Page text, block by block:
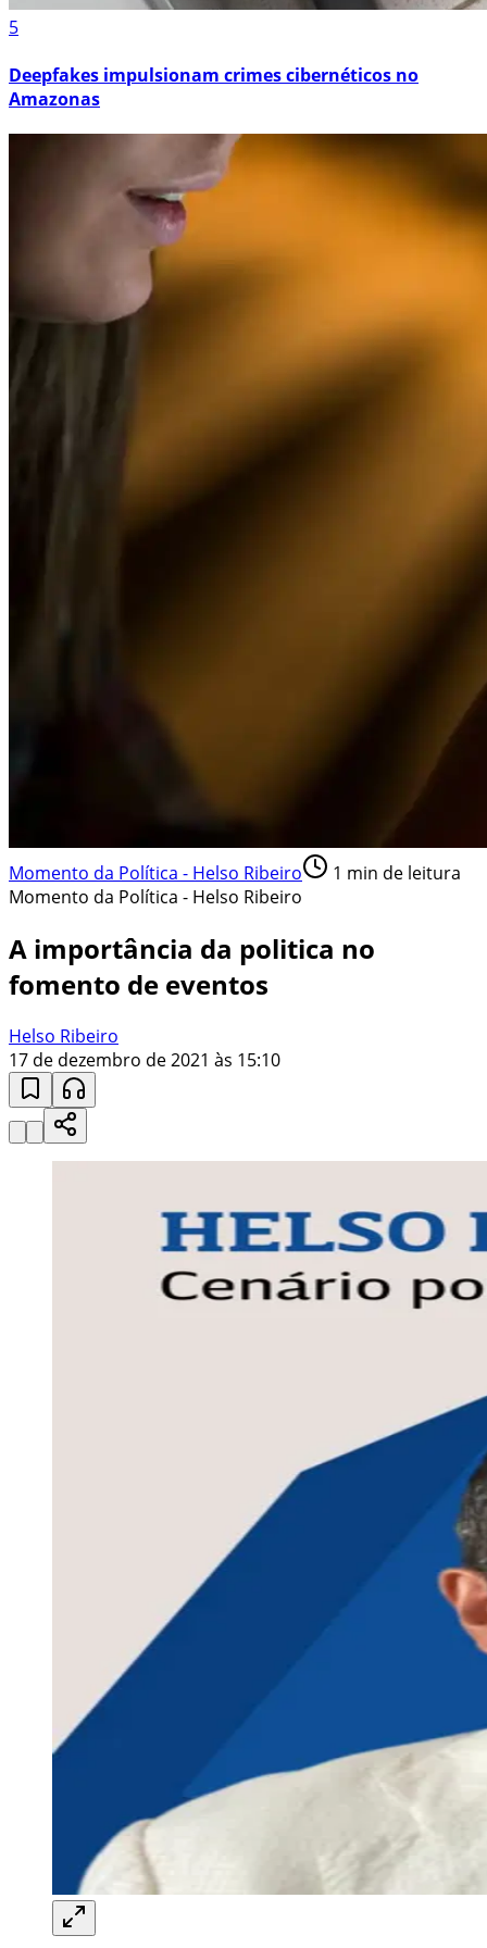
5
Deepfakes impulsionam crimes cibernéticos no
Amazonas
Momento da Política - Helso Ribeiro 1 min de leitura
Momento da Política - Helso Ribeiro
A importância da politica no
fomento de eventos
Helso Ribeiro
17 de dezembro de 2021 às 15:10